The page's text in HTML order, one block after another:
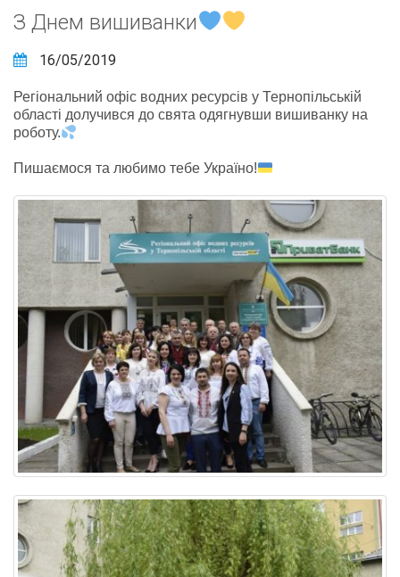
З Днем вишиванки
16/05/2019
Регіональний офіс водних ресурсів у Тернопільській
області долучився до свята одягнувши вишиванку на
роботу.
Пишаємося та любимо тебе Україно!